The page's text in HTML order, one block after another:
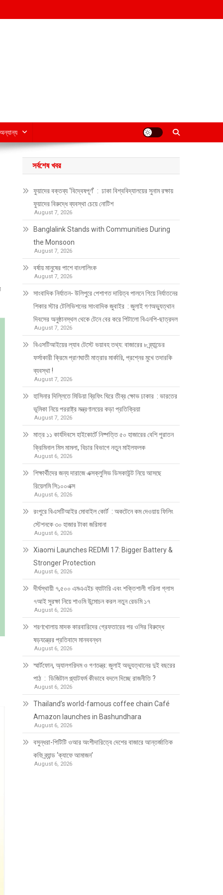
অন্যান্য
সর্বশেষ খবর
ফুয়াদের বক্তব্য ‘বিদ্বেষপূর্ণ’ : ঢাকা বিশ্ববিদ্যালয়ের সুনাম রক্ষায়
ফুয়াদের বিরুদ্ধে ব্যবস্থা চেয়ে নোটিশ
August 7, 2026
Banglalink Stands with Communities During
the Monsoon
August 7, 2026
বর্ষায় মানুষের পাশে বাংলালিংক
August 7, 2026
সাংবাদিক নির্যাতন- উলিপুরে পেশাগত দায়িত্ব পালনে গিয়ে নির্যাতনের
শিকার স্টার টেলিভিশনের সাংবাদিক জুবাইর : জুলাই গণঅভ্যুত্থান
দিবসের অনুষ্ঠানস্থল থেকে টেনে বের করে পিটালো বিএনপি-ছাত্রদল
August 7, 2026
বিএসটিআইয়ের ল্যাব টেস্টে ভয়াবহ তথ্য: বাজারের ৮ ব্র্যান্ডের
ফর্সাকারী ক্রিমে প্রাণঘাতী মাত্রার মার্কারি, প্রশ্নের মুখে তদারকি
ব্যবস্থা !
August 7, 2026
হাসিনার দিল্লিতে মিডিয়া ব্রিফিং ঘিরে তীব্র ক্ষোভ ঢাকার : ভারতের
ভূমিকা নিয়ে পররাষ্ট্র মন্ত্রণালয়ের কড়া প্রতিক্রিয়া
August 7, 2026
মাত্র ১১ কার্যদিবসে হাইকোর্টে নিষ্পত্তি ৫০ হাজারের বেশি পুরাতন
ক্রিমিনাল মিস মামলা, বিচার বিভাগে নতুন মাইলফলক
August 6, 2026
শিক্ষার্থীদের জন্য দারাজে এক্সক্লুসিভ ডিসকাউন্ট নিয়ে আসছে
রিয়েলমি সি১০০এক্স
August 6, 2026
রংপুরে বিএসটিআইর মোবাইল কোর্ট : অকটেনে কম দেওয়ায় ফিলিং
স্টেশনকে ৩০ হাজার টাকা জরিমানা
August 6, 2026
Xiaomi Launches REDMI 17: Bigger Battery &
Stronger Protection
August 6, 2026
দীর্ঘস্থায়ী ৭,৫০০ এমএএইচ ব্যাটারি এবং শক্তিশালী গরিলা গ্লাস
৭আই সুরক্ষা নিয়ে শাওমি উন্মোচন করল নতুন রেডমি ১৭
August 6, 2026
শরণখোলায় মাদক কারবারিদের গ্রেফতারের পর ওসির বিরুদ্ধে
ষড়যন্ত্রের প্রতিবাদে মানববন্ধন
August 6, 2026
স্মার্টফোন, অ্যালগরিদম ও গণতন্ত্র: জুলাই অভ্যুত্থানের দুই বছরের
পাঠ : ডিজিটাল প্ল্যাটফর্ম কীভাবে বদলে দিচ্ছে রাজনীতি ?
August 6, 2026
Thailand’s world-famous coffee chain Café
Amazon launches in Bashundhara
August 6, 2026
বসুন্ধরা-পিটিটি ওআর অংশীদারিত্বে দেশের বাজারে আন্তর্জাতিক
কফি ব্র্যান্ড ‘ক্যাফে আমাজন’
August 6, 2026